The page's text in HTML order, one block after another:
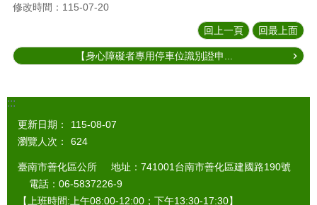
修改時間：115-07-20
回上一頁 回最上面
【身心障礙者專用停車位識別證申...
:::
更新日期：
115-08-07
瀏覽人次：
624
臺南市善化區公所 地址：741001台南市善化區建國路190號
電話：06-5837226-9
【上班時間:上午08:00-12:00；下午13:30-17:30】